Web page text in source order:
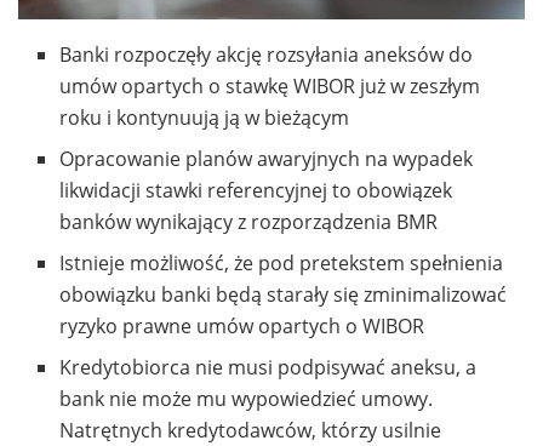
Banki rozpoczęły akcję rozsyłania aneksów do
umów opartych o stawkę WIBOR już w zeszłym
roku i kontynuują ją w bieżącym
Opracowanie planów awaryjnych na wypadek
likwidacji stawki referencyjnej to obowiązek
banków wynikający z rozporządzenia BMR
Istnieje możliwość, że pod pretekstem spełnienia
obowiązku banki będą starały się zminimalizować
ryzyko prawne umów opartych o WIBOR
Kredytobiorca nie musi podpisywać aneksu, a
bank nie może mu wypowiedzieć umowy.
Natrętnych kredytodawców, którzy usilnie